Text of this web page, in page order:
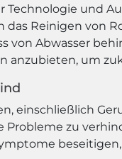
und
Reinigen von
Abwasser
anzubieten, um
einschließlich
zu